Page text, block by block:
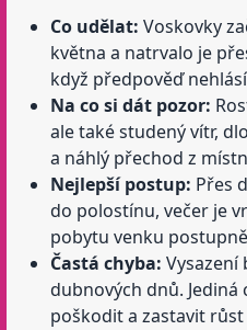
Co udělat: Voskovky
května a natrvalo je
když předpověď
Na co si dát pozor:
ale také studený vítr,
a náhlý přechod z
Nejlepší postup: Přes
do polostínu, večer je
pobytu venku
Častá chyba: Vysazení
dubnových dnů.
poškodit a zastavit